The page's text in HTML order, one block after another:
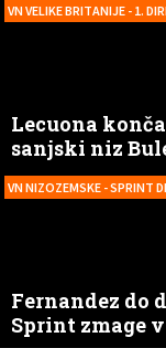
VN VELIKE BRITANIJE - 1.
Lecuona
sanjski niz
VN NIZOZEMSKE - SPRINT
Fernandez do
Sprint zmage